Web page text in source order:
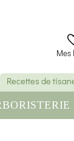
Mes
Recettes de